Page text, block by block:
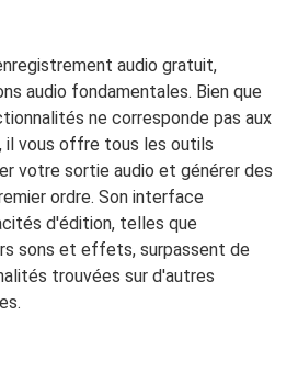
audio gratuit,
audio fondamentales. Bien que
ne corresponde pas aux
il vous offre tous les outils
votre sortie audio et générer des
ordre. Son interface
d'édition, telles que
sons et effets, surpassent de
trouvées sur d'autres